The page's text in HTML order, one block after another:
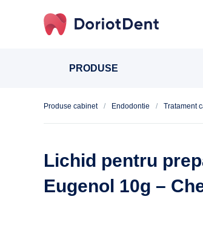
PRODUSE
Produse cabinet / Endodontie / Tratament
Lichid pentru
Eugenol 10g –